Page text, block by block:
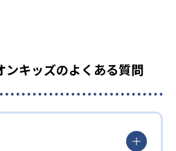
ンキッズのよくある質問